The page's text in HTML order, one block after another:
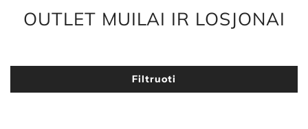
OUTLET MUILAI IR LOSJONAI
Filtruoti